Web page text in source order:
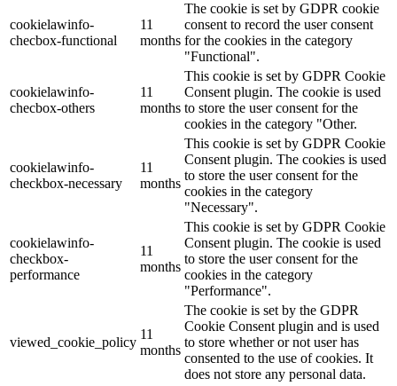
cookielawinfo-
checbox-functional
11
months
The cookie is set by GDPR cookie
consent to record the user consent
for the cookies in the category
"Functional".
cookielawinfo-
checbox-others
11
months
This cookie is set by GDPR Cookie
Consent plugin. The cookie is used
to store the user consent for the
cookies in the category "Other.
cookielawinfo-
checkbox-necessary
11
months
This cookie is set by GDPR Cookie
Consent plugin. The cookies is used
to store the user consent for the
cookies in the category
"Necessary".
cookielawinfo-
checkbox-
performance
11
months
This cookie is set by GDPR Cookie
Consent plugin. The cookie is used
to store the user consent for the
cookies in the category
"Performance".
viewed_cookie_policy
11
months
The cookie is set by the GDPR
Cookie Consent plugin and is used
to store whether or not user has
consented to the use of cookies. It
does not store any personal data.